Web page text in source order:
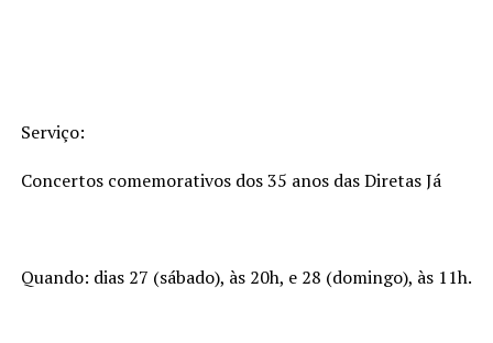
Serviço:
Concertos comemorativos dos 35 anos das Diretas Já
Quando: dias 27 (sábado), às 20h, e 28 (domingo), às 11h.